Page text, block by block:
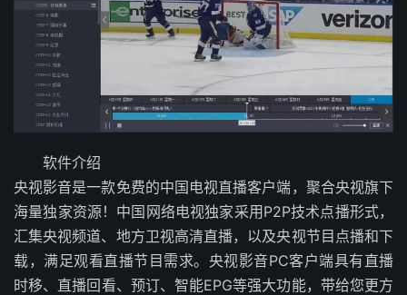
软件介绍
央视影音是一款免费的中国电视直播客户端，聚合央视旗下
海量独家资源！中国网络电视独家采用P2P技术点播形式，
汇集央视频道、地方卫视高清直播，以及央视节目点播和下
载，满足观看直播节目需求。央视影音PC客户端具有直播
时移、直播回看、预订、智能EPG等强大功能，带给您更方